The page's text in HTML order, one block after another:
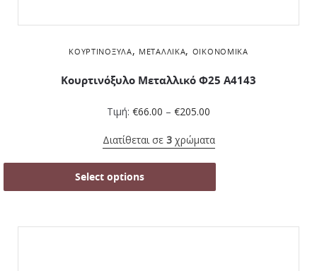
ΚΟΥΡΤΙΝΌΞΥΛΑ, ΜΕΤΑΛΛΙΚΆ, ΟΙΚΟΝΟΜΙΚΆ
Κουρτινόξυλο Μεταλλικό Φ25 Α4143
Τιμή: €66.00 – €205.00
Διατίθεται σε 3χρώματα
Select options